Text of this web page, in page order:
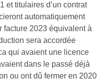
et titulaires d’un contrat
automatiquement
facture 2023 équivalent à
sera accordée
qui avaient une licence
dans le passé déjà
ou ont dû fermer en 2020